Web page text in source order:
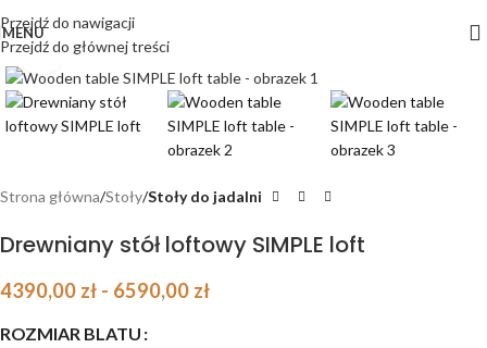
Przejdź do nawigacji
Przejdź do głównej treści
MENU
Kliknij, aby powiększyć
Strona główna Stoły Stoły do jadalni
Drewniany stół loftowy SIMPLE loft
4390,00 zł - 6590,00 zł
ROZMIAR BLATU